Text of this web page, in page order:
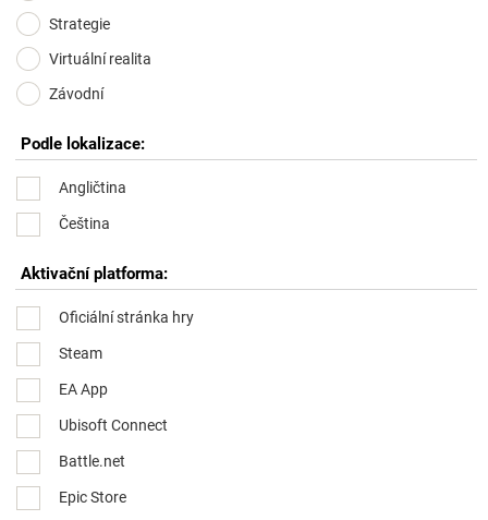
Strategie
Virtuální realita
Závodní
Podle lokalizace:
Angličtina
Čeština
Aktivační platforma:
Oficiální stránka hry
Steam
EA App
Ubisoft Connect
Battle.net
Epic Store